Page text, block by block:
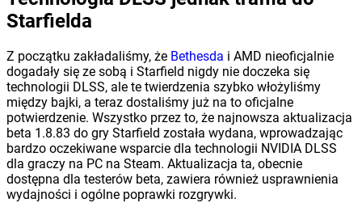
Starfielda
Z początku zakładaliśmy, że Bethesda i AMD nieoficjalnie
dogadały się ze sobą i Starfield nigdy nie doczeka się
technologii DLSS, ale te twierdzenia szybko włożyliśmy
między bajki, a teraz dostaliśmy już na to oficjalne
potwierdzenie. Wszystko przez to, że najnowsza aktualizacja
beta 1.8.83 do gry Starfield została wydana, wprowadzając
bardzo oczekiwane wsparcie dla technologii NVIDIA DLSS
dla graczy na PC na Steam. Aktualizacja ta, obecnie
dostępna dla testerów beta, zawiera również usprawnienia
wydajności i ogólne poprawki rozgrywki.